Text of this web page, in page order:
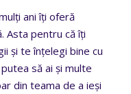
ani îți oferă
Asta pentru că îți
și te înțelegi bine cu
să ai și multe
din teama de a ieși